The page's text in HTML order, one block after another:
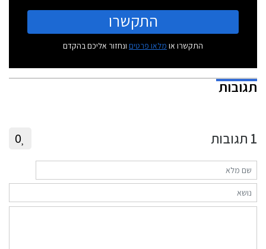
התקשרו
התקשרו או מלאו פרטים ונחזור אליכם בהקדם
תגובות
1 תגובות 0